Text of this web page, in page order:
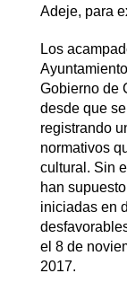
Adeje, para
Los
Gobierno de
desde que
registrando
normativos
cultural. Sin
han
iniciadas en
el 8 de
2017.